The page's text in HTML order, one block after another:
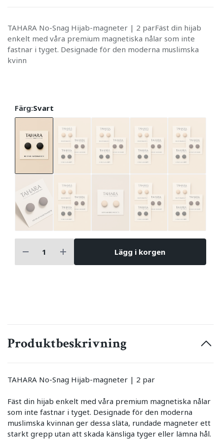
TAHARA No-Snag Hijab-magneter | 2 parFäst din hijab
enkelt med våra premium magnetiska nålar som inte
fastnar i tyget. Designade för den moderna muslimska
kvinn
Färg:Svart
Lägg i korgen
Produktbeskrivning
TAHARA No-Snag Hijab-magneter | 2 par
Fäst din hijab enkelt med våra premium magnetiska nålar
som inte fastnar i tyget. Designade för den moderna
muslimska kvinnan ger dessa släta, rundade magneter ett
starkt grepp utan att skada känsliga tyger eller lämna hål.